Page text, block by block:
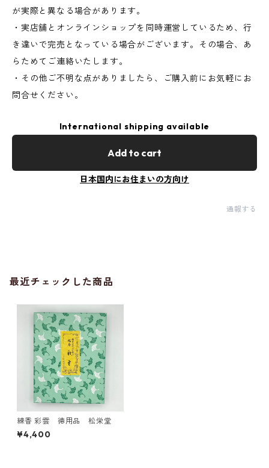
が実際と異なる場合があります。
・実店舗とオンラインショップを同時運営しているため、行
き違いで完売となっている場合がございます。その場合、あ
らためてご連絡いたします。
・その他ご不明な点がありましたら、ご購入前にお気軽にお
問合せください。
International shipping available
Add to cart
日本国内にお住まいの方向け
通報する
最近チェックした商品
練香 彩雲 徳用品 松栄堂
¥4,400